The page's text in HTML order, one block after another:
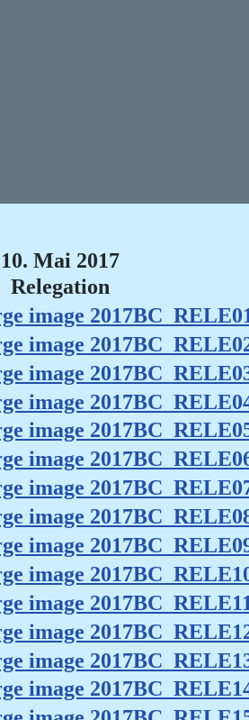
10. Mai 2017
Relegation